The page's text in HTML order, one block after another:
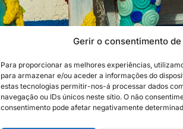
Gerir o consentimento
Para proporcionar as melhores experiências,
para armazenar e/ou aceder a informações do
estas tecnologias permitir-nos-á processar dados
navegação ou IDs únicos neste sítio. O não
consentimento pode afetar negativamente